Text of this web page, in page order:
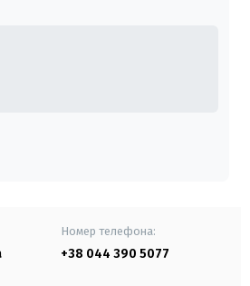
Номер телефона:
+38 044 390 5077